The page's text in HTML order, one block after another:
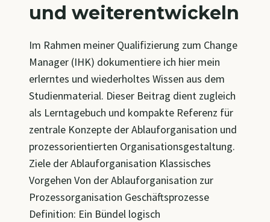
und weiterentwickeln
Im Rahmen meiner Qualifizierung zum Change
Manager (IHK) dokumentiere ich hier mein
erlerntes und wiederholtes Wissen aus dem
Studienmaterial. Dieser Beitrag dient zugleich
als Lerntagebuch und kompakte Referenz für
zentrale Konzepte der Ablauforganisation und
prozessorientierten Organisationsgestaltung.
Ziele der Ablauforganisation Klassisches
Vorgehen Von der Ablauforganisation zur
Prozessorganisation Geschäftsprozesse
Definition: Ein Bündel logisch